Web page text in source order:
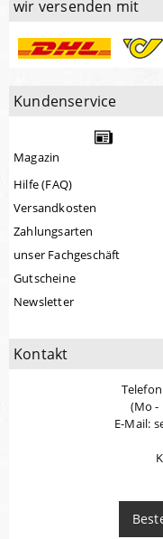
wir versenden mit
Kundenservice
Magazin
Hilfe (FAQ)
Versandkosten
Zahlungsarten
unser Fachgeschäft
Gutscheine
Newsletter
Kontakt
(Mo -
E-Mail: